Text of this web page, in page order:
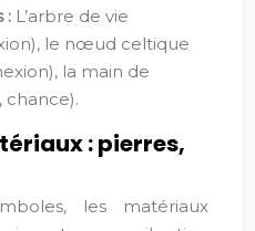
: L’arbre de vie
le nœud celtique
la main de
chance).
: pierres,
les matériaux